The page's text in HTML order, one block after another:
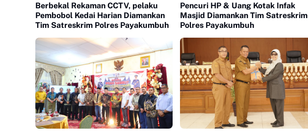
Berbekal Rekaman CCTV, pelaku
Pembobol Kedai Harian Diamankan
Tim Satreskrim Polres Payakumbuh
Pencuri HP & Uang Kotak Infak
Masjid Diamankan Tim Satreskrim
Polres Payakumbuh